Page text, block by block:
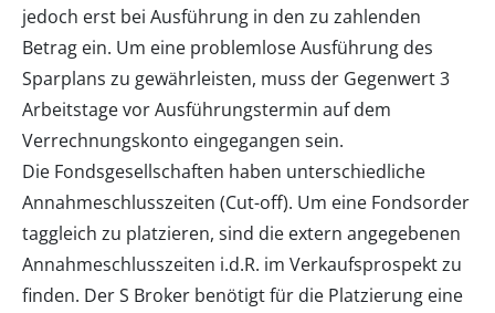
jedoch erst bei Ausführung in den zu zahlenden
Betrag ein. Um eine problemlose Ausführung des
Sparplans zu gewährleisten, muss der Gegenwert 3
Arbeitstage vor Ausführungstermin auf dem
Verrechnungskonto eingegangen sein.
Die Fondsgesellschaften haben unterschiedliche
Annahmeschlusszeiten (Cut-off). Um eine Fondsorder
taggleich zu platzieren, sind die extern angegebenen
Annahmeschlusszeiten i.d.R. im Verkaufsprospekt zu
finden. Der S Broker benötigt für die Platzierung eine